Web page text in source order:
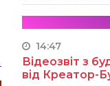
14:47
Відеозвіт з
від Креатор-